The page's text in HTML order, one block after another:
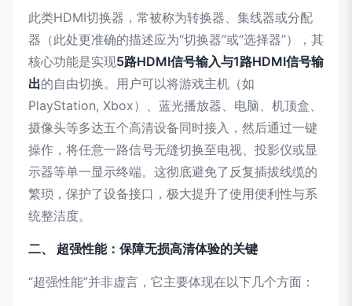
此类HDMI切换器，常被称为转换器、集线器或分配
器（此处更准确的描述应为“切换器”或“选择器”），其
核心功能是实现5路HDMI信号输入与1路HDMI信号输
出的自由切换。用户可以将游戏主机（如
PlayStation, Xbox）、蓝光播放器、电脑、机顶盒、
摄像头等多达五个高清设备同时接入，然后通过一键
操作，将任意一路信号无缝切换至电视、投影仪或显
示器等单一显示终端。这彻底避免了反复插拔线缆的
繁琐，保护了设备接口，极大提升了使用便利性与系
统整洁度。
二、 超强性能：保障无损高清体验的关键
“超强性能”并非虚言，它主要体现在以下几个方面：